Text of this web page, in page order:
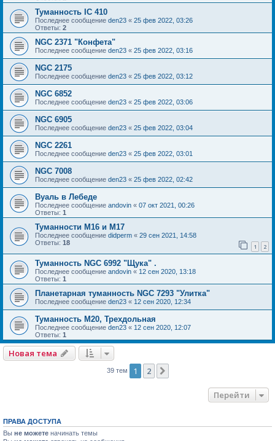
Туманность IC 410
Последнее сообщение den23 « 25 фев 2022, 03:26
Ответы: 2
NGC 2371 "Конфета"
Последнее сообщение den23 « 25 фев 2022, 03:16
NGC 2175
Последнее сообщение den23 « 25 фев 2022, 03:12
NGC 6852
Последнее сообщение den23 « 25 фев 2022, 03:06
NGC 6905
Последнее сообщение den23 « 25 фев 2022, 03:04
NGC 2261
Последнее сообщение den23 « 25 фев 2022, 03:01
NGC 7008
Последнее сообщение den23 « 25 фев 2022, 02:42
Вуаль в Лебеде
Последнее сообщение andovin « 07 окт 2021, 00:26
Ответы: 1
Туманности М16 и М17
Последнее сообщение didperm « 29 сен 2021, 14:58
Ответы: 18 1 2
Туманность NGC 6992 "Щука" .
Последнее сообщение andovin « 12 сен 2020, 13:18
Ответы: 1
Планетарная туманность NGC 7293 "Улитка"
Последнее сообщение den23 « 12 сен 2020, 12:34
Туманность M20, Трехдольная
Последнее сообщение den23 « 12 сен 2020, 12:07
Ответы: 1
Новая тема
39 тем 1 2
Перейти
ПРАВА ДОСТУПА
Вы не можете начинать темы